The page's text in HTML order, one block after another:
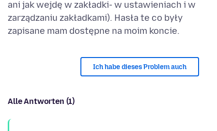
ani jak wejdę w zakładki- w ustawieniach i w
zarządzaniu zakładkami). Hasła te co były
Ich habe dieses Problem auch
Alle Antworten (1)